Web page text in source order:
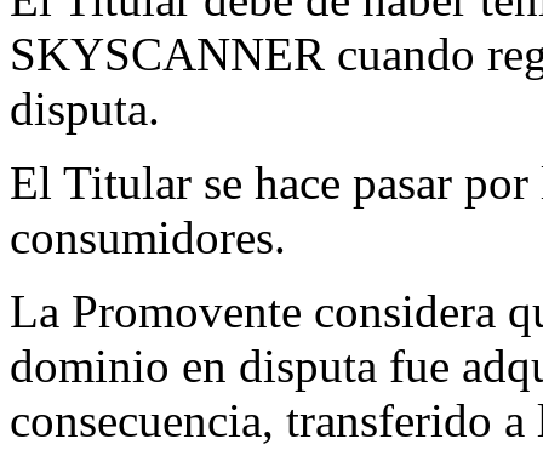
SKYSCANNER cuando
disputa.
El Titular se hace pasar
consumidores.
La Promovente considera
dominio en disputa fue
consecuencia, transferido